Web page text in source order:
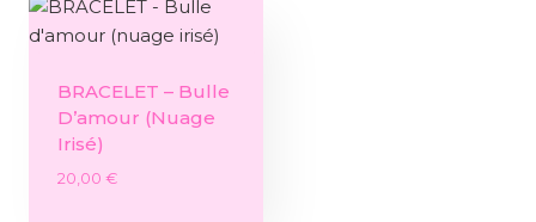
BRACELET – Bulle
D’amour (nuage
Irisé)
20,00 €